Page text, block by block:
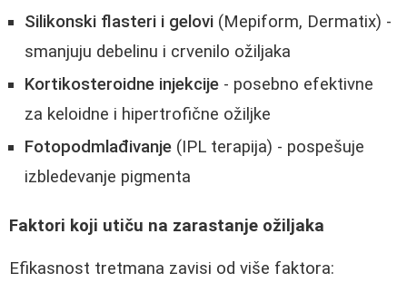
Silikonski flasteri i gelovi (Mepiform, Dermatix) -
smanjuju debelinu i crvenilo ožiljaka
Kortikosteroidne injekcije - posebno efektivne
za keloidne i hipertrofične ožiljke
Fotopodmlađivanje (IPL terapija) - pospešuje
izbledevanje pigmenta
Faktori koji utiču na zarastanje ožiljaka
Efikasnost tretmana zavisi od više faktora: